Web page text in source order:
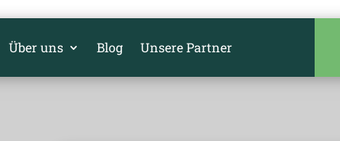
Über uns Blog Unsere Partner